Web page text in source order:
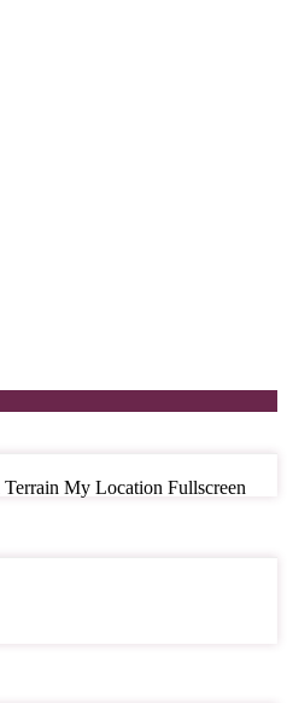
Terrain My Location Fullscreen